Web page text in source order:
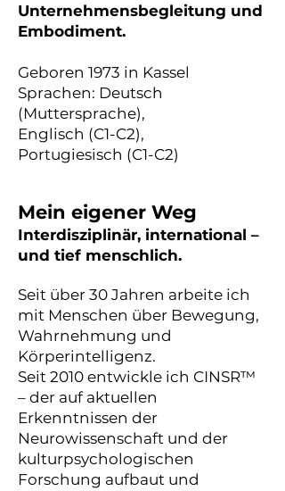
Unternehmensbegleitung und
Embodiment.
Geboren 1973 in Kassel
Sprachen: Deutsch
(Muttersprache),
Englisch (C1-C2),
Portugiesisch (C1-C2)
Mein eigener Weg
Interdisziplinär, international –
und tief menschlich.
Seit über 30 Jahren arbeite ich
mit Menschen über Bewegung,
Wahrnehmung und
Körperintelligenz.
Seit 2010 entwickle ich CINSR™
– der auf aktuellen
Erkenntnissen der
Neurowissenschaft und der
kulturpsychologischen
Forschung aufbaut und